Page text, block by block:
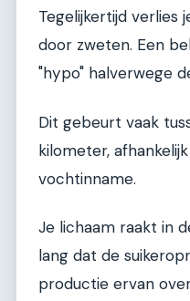
Tegelijkertijd verlies
door zweten. Een
"hypo" halverwege
Dit gebeurt vaak
kilometer,
vochtinname.
Je lichaam raakt in
lang dat de
productie ervan